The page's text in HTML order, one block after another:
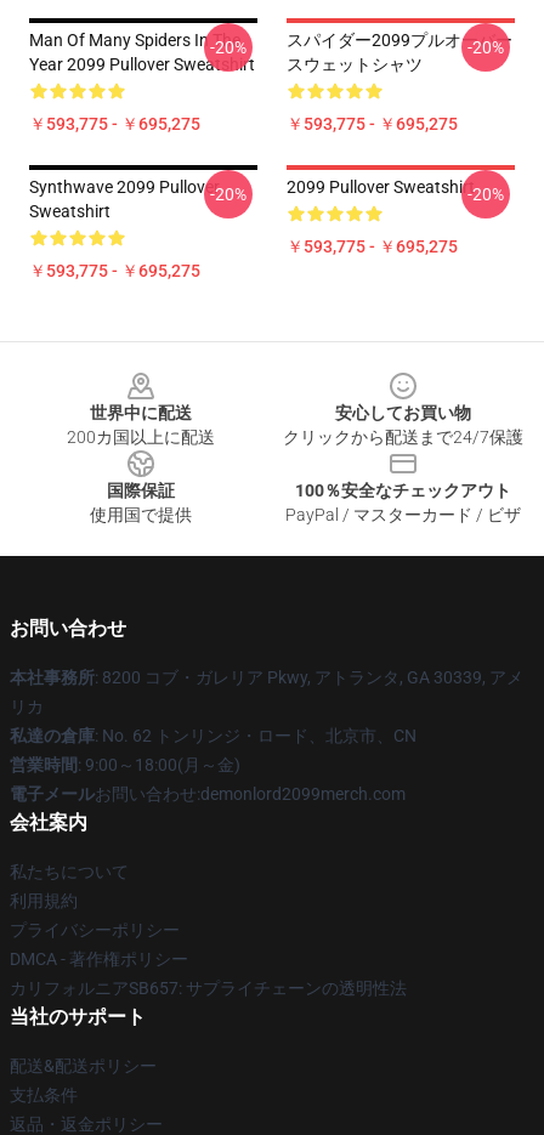
Man Of Many Spiders In The
Year 2099 Pullover Sweatshirt
￥593,775 - ￥695,275
-20%
スパイダー2099プルオーバー
スウェットシャツ
￥593,775 - ￥695,275
-20%
Synthwave 2099 Pullover
Sweatshirt
￥593,775 - ￥695,275
-20% 2099 Pullover Sweatshirt
￥593,775 - ￥695,275
-20%
世界中に配送
200カ国以上に配送
安心してお買い物
クリックから配送まで24/7保護
国際保証
使用国で提供
100％安全なチェックアウト
PayPal / マスターカード / ビザ
お問い合わせ
本社事務所: 8200 コブ・ガレリア Pkwy, アトランタ, GA 30339, アメ
リカ
私達の倉庫: No. 62 トンリンジ・ロード、北京市、CN
営業時間: 9:00～18:00(月～金)
電子メールお問い合わせ:demonlord2099merch.com
会社案内
私たちについて
利用規約
プライバシーポリシー
DMCA - 著作権ポリシー
カリフォルニアSB657: サプライチェーンの透明性法
当社のサポート
配送&配送ポリシー
支払条件
返品・返金ポリシー